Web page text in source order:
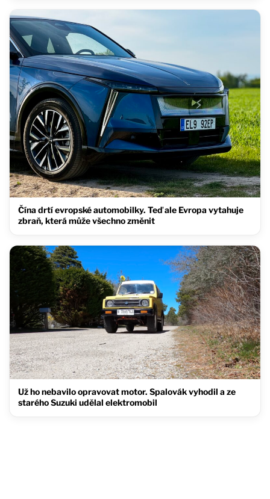
Čína drtí evropské automobilky. Teď ale Evropa vytahuje
zbraň, která může všechno změnit
Už ho nebavilo opravovat motor. Spalovák vyhodil a ze
starého Suzuki udělal elektromobil